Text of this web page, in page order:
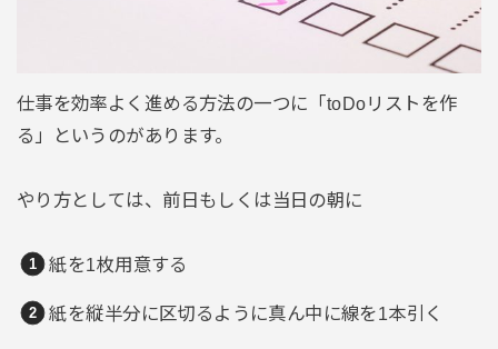
仕事を効率よく進める方法の一つに「toDoリストを作
る」というのがあります。
やり方としては、前日もしくは当日の朝に
紙を1枚用意する
紙を縦半分に区切るように真ん中に線を1本引く